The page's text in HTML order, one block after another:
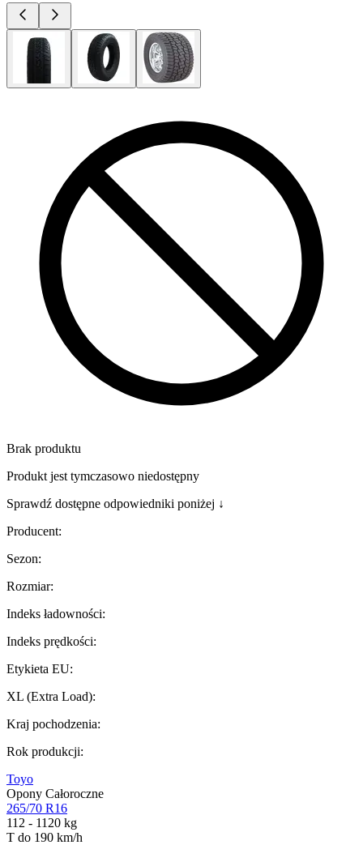
Brak produktu
Produkt jest tymczasowo niedostępny
Sprawdź dostępne odpowiedniki poniżej ↓
Producent:
Sezon:
Rozmiar:
Indeks ładowności:
Indeks prędkości:
Etykieta EU:
XL (Extra Load):
Kraj pochodzenia:
Rok produkcji:
Toyo
Opony Całoroczne
265/70 R16
112 - 1120 kg
T do 190 km/h